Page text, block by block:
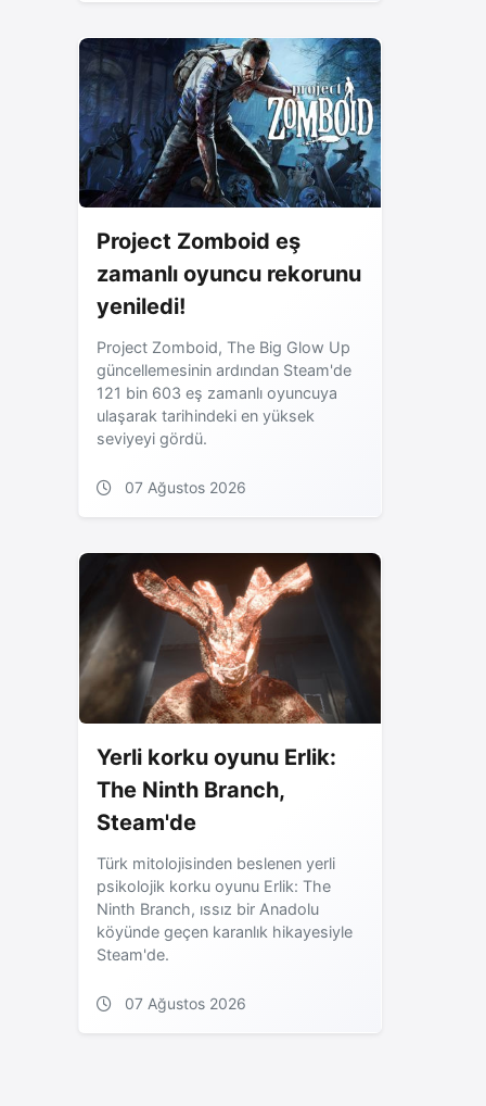
Project Zomboid eş
zamanlı oyuncu rekorunu
yeniledi!
Project Zomboid, The Big Glow Up
güncellemesinin ardından Steam'de
121 bin 603 eş zamanlı oyuncuya
ulaşarak tarihindeki en yüksek
seviyeyi gördü.
07 Ağustos 2026
Yerli korku oyunu Erlik:
The Ninth Branch,
Steam'de
Türk mitolojisinden beslenen yerli
psikolojik korku oyunu Erlik: The
Ninth Branch, ıssız bir Anadolu
köyünde geçen karanlık hikayesiyle
Steam'de.
07 Ağustos 2026